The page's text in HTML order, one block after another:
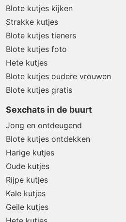
Blote kutjes kijken
Strakke kutjes
Blote kutjes tieners
Blote kutjes foto
Hete kutjes
Blote kutjes oudere vrouwen
Blote kutjes gratis
Sexchats in de buurt
Jong en ontdeugend
Blote kutjes ontdekken
Harige kutjes
Oude kutjes
Rijpe kutjes
Kale kutjes
Geile kutjes